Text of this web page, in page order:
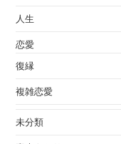
人生
恋愛
復縁
複雑恋愛
未分類